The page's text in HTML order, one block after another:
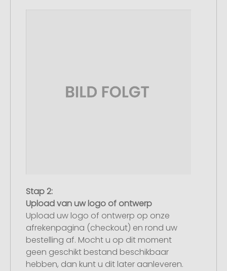
Stap 2:
Upload van uw logo of ontwerp
Upload uw logo of ontwerp op onze
afrekenpagina (checkout) en rond uw
bestelling af. Mocht u op dit moment
geen geschikt bestand beschikbaar
hebben, dan kunt u dit later aanleveren.